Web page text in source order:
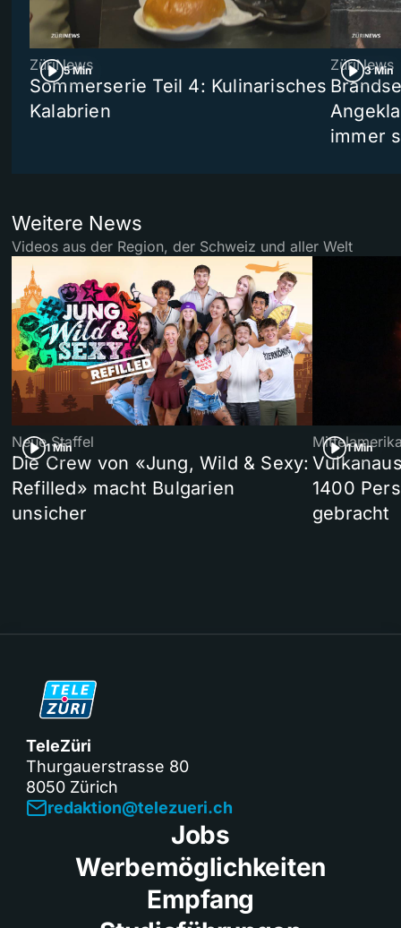
5 Min
ZüriNews
Sommerserie Teil 4: Kulinarisches
Kalabrien
3 Min
ZüriNews
immer
Weitere News
Videos aus der Region, der Schweiz und aller Welt
1 Min
Neue Staffel
Die Crew von «Jung, Wild & Sexy:
Refilled» macht Bulgarien
unsicher
1 Min
1400
gebracht
TeleZüri
Thurgauerstrasse 80
8050 Zürich
redaktion@telezueri.ch
Jobs
Werbemöglichkeiten
Empfang